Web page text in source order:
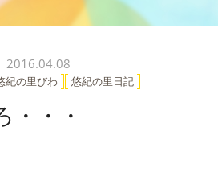
2016.04.08
紀の里びわ 悠紀の里日記
・・・